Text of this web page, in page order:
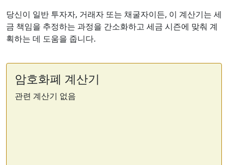
당신이 일반 투자자, 거래자 또는 채굴자이든, 이 계산기는 세
금 책임을 추정하는 과정을 간소화하고 세금 시즌에 맞춰 계
획하는 데 도움을 줍니다.
암호화폐 계산기
관련 계산기 없음